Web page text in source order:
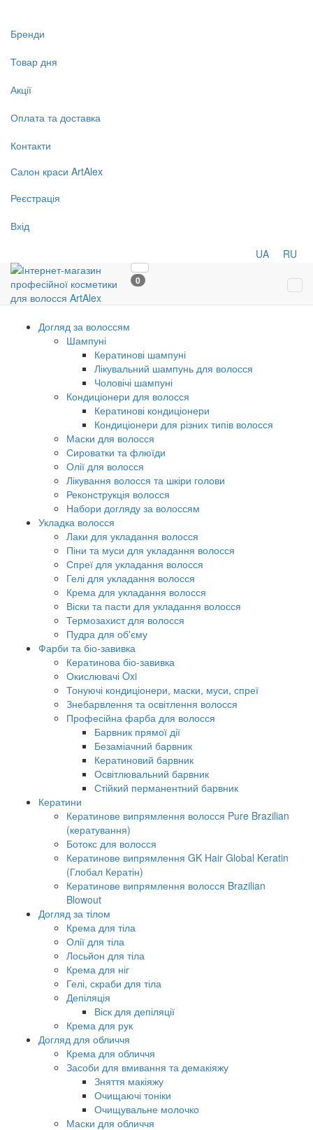
Бренди
Товар дня
Акції
Оплата та доставка
Контакти
Салон краси ArtAlex
Реєстрація
Вхід
UA RU
0
Догляд за волоссям
Шампуні
Кератинові шампуні
Лікувальний шампунь для волосся
Чоловічі шампуні
Кондиціонери для волосся
Кератинові кондиціонери
Кондиціонери для різних типів волосся
Маски для волосся
Сироватки та флюїди
Олії для волосся
Лікування волосся та шкіри голови
Реконструкція волосся
Набори догляду за волоссям
Укладка волосся
Лаки для укладання волосся
Піни та муси для укладання волосся
Спреї для укладання волосся
Гелі для укладання волосся
Крема для укладання волосся
Віски та пасти для укладання волосся
Термозахист для волосся
Пудра для об'єму
Фарби та біо-завивка
Кератинова біо-завивка
Окислювачі Oxi
Тонуючі кондиціонери, маски, муси, спреї
Знебарвлення та освітлення волосся
Професійна фарба для волосся
Барвник прямої дії
Безаміачний барвник
Кератиновий барвник
Освітлювальний барвник
Стійкий перманентний барвник
Кератини
Кератинове випрямлення волосся Pure Brazilian
(кератування)
Ботокс для волосся
Кератинове випрямлення GK Hair Global Keratin
(Глобал Кератін)
Кератинове випрямлення волосся Brazilian
Blowout
Догляд за тілом
Крема для тіла
Олії для тіла
Лосьйон для тіла
Крема для ніг
Гелі, скраби для тіла
Депіляція
Віск для депіляції
Крема для рук
Догляд для обличчя
Крема для обличчя
Засоби для вмивання та демакіяжу
Зняття макіяжу
Очищаючі тоніки
Очищувальне молочко
Маски для обличчя